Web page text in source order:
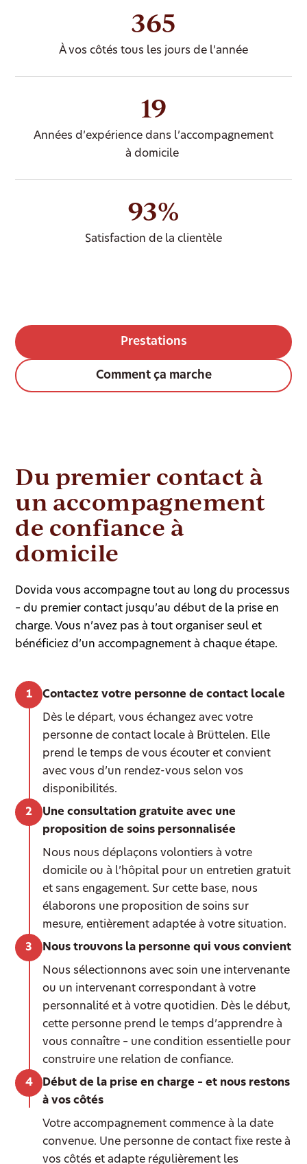
365
À vos côtés tous les jours de l’année
19
Années d’expérience dans l’accompagnement
à domicile
93%
Satisfaction de la clientèle
Prestations
Comment ça marche
Du premier contact à
un accompagnement
de confiance à
domicile
Dovida vous accompagne tout au long du processus
– du premier contact jusqu’au début de la prise en
charge. Vous n’avez pas à tout organiser seul et
bénéficiez d’un accompagnement à chaque étape.
Contactez votre personne de contact locale
Dès le départ, vous échangez avec votre
personne de contact locale à Brüttelen. Elle
prend le temps de vous écouter et convient
avec vous d’un rendez-vous selon vos
disponibilités.
Une consultation gratuite avec une
proposition de soins personnalisée
Nous nous déplaçons volontiers à votre
domicile ou à l’hôpital pour un entretien gratuit
et sans engagement. Sur cette base, nous
élaborons une proposition de soins sur
mesure, entièrement adaptée à votre situation.
Nous trouvons la personne qui vous convient
Nous sélectionnons avec soin une intervenante
ou un intervenant correspondant à votre
personnalité et à votre quotidien. Dès le début,
cette personne prend le temps d’apprendre à
vous connaître – une condition essentielle pour
construire une relation de confiance.
Début de la prise en charge – et nous restons
à vos côtés
Votre accompagnement commence à la date
convenue. Une personne de contact fixe reste à
vos côtés et adapte régulièrement les